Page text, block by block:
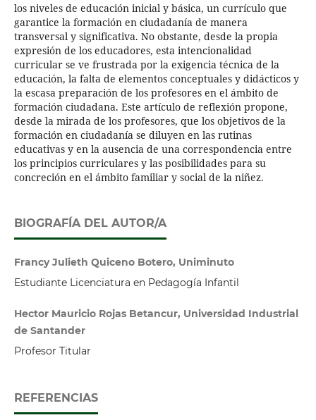
los niveles de educación inicial y básica, un currículo que
garantice la formación en ciudadanía de manera
transversal y significativa. No obstante, desde la propia
expresión de los educadores, esta intencionalidad
curricular se ve frustrada por la exigencia técnica de la
educación, la falta de elementos conceptuales y didácticos y
la escasa preparación de los profesores en el ámbito de
formación ciudadana. Este artículo de reflexión propone,
desde la mirada de los profesores, que los objetivos de la
formación en ciudadanía se diluyen en las rutinas
educativas y en la ausencia de una correspondencia entre
los principios curriculares y las posibilidades para su
concreción en el ámbito familiar y social de la niñez.
BIOGRAFÍA DEL AUTOR/A
Francy Julieth Quiceno Botero, Uniminuto
Estudiante Licenciatura en Pedagogía Infantil
Hector Mauricio Rojas Betancur, Universidad Industrial
de Santander
Profesor Titular
REFERENCIAS